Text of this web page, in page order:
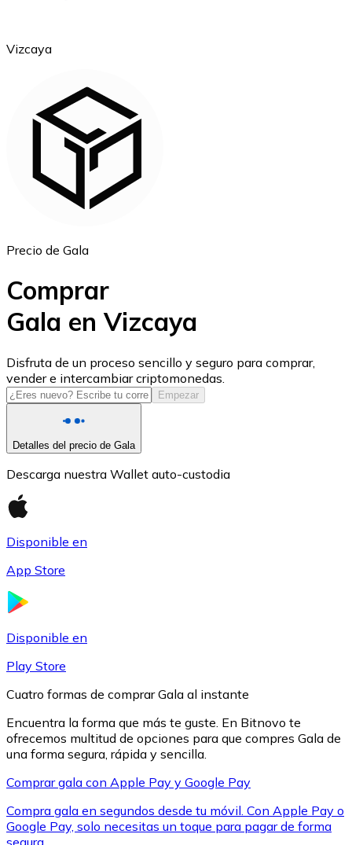
Ethereum
USD Coin
USDC
XRP
Vizcaya
Precio de Gala
Comprar
Gala en Vizcaya
Disfruta de un proceso sencillo y seguro para comprar,
vender e intercambiar criptomonedas.
Empezar
Detalles del precio de Gala
Descarga nuestra Wallet auto-custodia
Disponible en
App Store
Disponible en
Play Store
Cuatro formas de comprar Gala al instante
Encuentra la forma que más te guste. En Bitnovo te
ofrecemos multitud de opciones para que compres Gala de
una forma segura, rápida y sencilla.
Comprar gala con Apple Pay y Google Pay
Compra gala en segundos desde tu móvil. Con Apple Pay o
Google Pay, solo necesitas un toque para pagar de forma
segura.